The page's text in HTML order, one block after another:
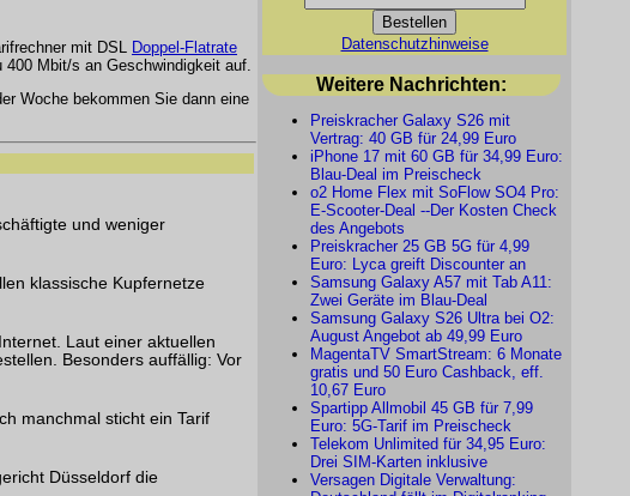
mit DSL
Doppel-Flatrate
Mbit/s an Geschwindigkeit auf.
Woche bekommen Sie dann eine
und weniger
klassische Kupfernetze
Laut einer aktuellen
Besonders auffällig: Vor
manchmal sticht ein Tarif
Düsseldorf die
Datenschutzhinweise
Weitere Nachrichten:
Preiskracher Galaxy S26 mit
Vertrag: 40 GB für 24,99 Euro
iPhone 17 mit 60 GB für 34,99 Euro:
Blau-Deal im Preischeck
o2 Home Flex mit SoFlow SO4 Pro:
E-Scooter-Deal --Der Kosten Check
des Angebots
Preiskracher 25 GB 5G für 4,99
Euro: Lyca greift Discounter an
Samsung Galaxy A57 mit Tab A11:
Zwei Geräte im Blau-Deal
Samsung Galaxy S26 Ultra bei O2:
August Angebot ab 49,99 Euro
MagentaTV SmartStream: 6 Monate
gratis und 50 Euro Cashback, eff.
10,67 Euro
Spartipp Allmobil 45 GB für 7,99
Euro: 5G-Tarif im Preischeck
Telekom Unlimited für 34,95 Euro:
Drei SIM-Karten inklusive
Versagen Digitale Verwaltung: